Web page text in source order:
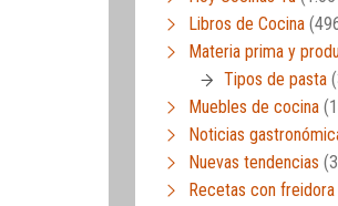
Libros de Cocina
Materia prima y
Tipos de pasta
Muebles de cocina
Noticias
Nuevas tendencias
Recetas con